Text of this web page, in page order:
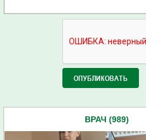
ВРАЧ (989)